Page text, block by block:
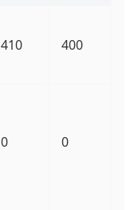
410 400
0 0